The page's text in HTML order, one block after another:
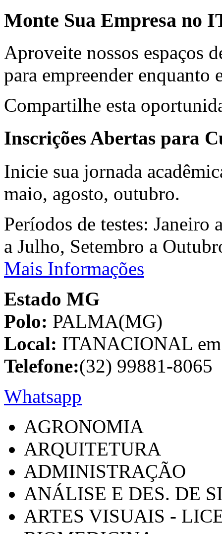
Monte Sua Empresa no
Aproveite nossos espaços
para empreender enquanto
Compartilhe esta
Inscrições Abertas para
Inicie sua jornada
maio, agosto, outubro.
Períodos de testes:
a Julho, Setembro a
Mais Informações
Estado MG
Polo: PALMA(MG)
Local: ITANACIONAL
Telefone:(32) 99881-8065
Whatsapp
AGRONOMIA
ARQUITETURA
ADMINISTRAÇÃO
ANÁLISE E DES. DE
ARTES VISUAIS -